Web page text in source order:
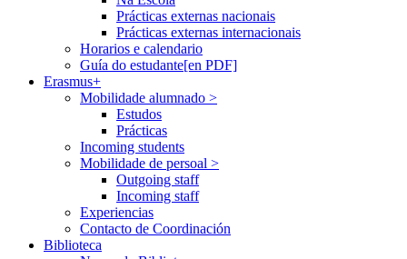
Prácticas externas nacionais
Prácticas externas internacionais
Horarios e calendario
Guía do estudante[en PDF]
Erasmus+
Mobilidade alumnado >
Estudos
Prácticas
Incoming students
Mobilidade de persoal >
Outgoing staff
Incoming staff
Experiencias
Contacto de Coordinación
Biblioteca